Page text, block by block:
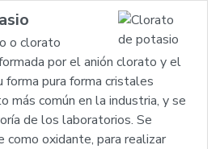
o clorato
por el anión clorato y el
forma pura forma cristales
más común en la industria, y se
de los laboratorios. Se
como oxidante, para realizar